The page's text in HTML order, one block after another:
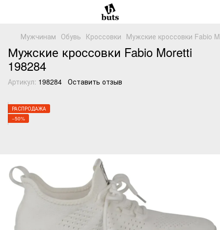
Мужчинам Обувь Кроссовки Мужские кроссовки Fabio
Мужские кроссовки Fabio Moretti
198284
Артикул: 198284 Оставить отзыв
РАСПРОДАЖА
−50%